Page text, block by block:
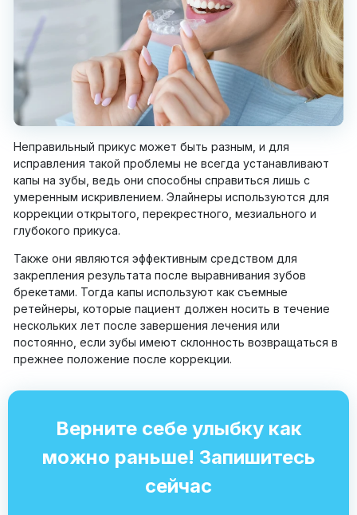
Неправильный прикус может быть разным, и для
исправления такой проблемы не всегда устанавливают
капы на зубы, ведь они способны справиться лишь с
умеренным искривлением. Элайнеры используются для
коррекции открытого, перекрестного, мезиального и
глубокого прикуса.
Также они являются эффективным средством для
закрепления результата после выравнивания зубов
брекетами. Тогда капы используют как съемные
ретейнеры, которые пациент должен носить в течение
нескольких лет после завершения лечения или
постоянно, если зубы имеют склонность возвращаться в
прежнее положение после коррекции.
Верните себе улыбку как
можно раньше! Запишитесь
сейчас